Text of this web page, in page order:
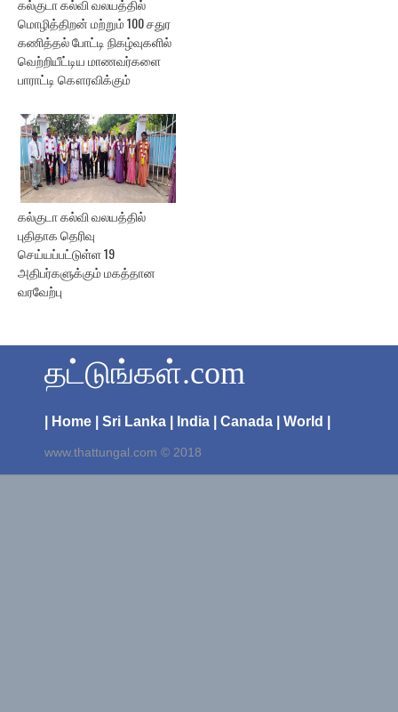
கல்குடா கல்வி வலயத்தில்
மொழித்திறன் மற்றும் 100 சதுர
கணித்தல் போட்டி நிகழ்வுகளில்
வெற்றியீட்டிய மாணவர்களை
பாராட்டி கௌரவிக்கும்
கல்குடா கல்வி வலயத்தில்
புதிதாக தெரிவு
செய்யப்பட்டுள்ள 19
அதிபர்களுக்கும் மகத்தான
வரவேற்பு
தட்டுங்கள்.com
| Home | Sri Lanka | India | Canada | World |
www.thattungal.com © 2018